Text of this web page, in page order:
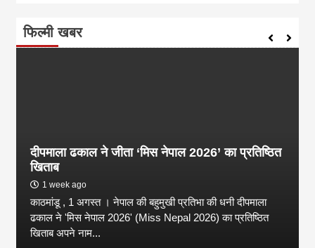
फिल्मी खबर
दीपमाला ढकाल ने जीता ‘मिस नेपाल 2026’ का प्रतिष्ठित
खिताब
1 week ago
काठमांडू , 1 अगस्त । नेपाल की बहुमुखी प्रतिभा की धनी दीपमाला
ढकाल ने 'मिस नेपाल 2026' (Miss Nepal 2026) का प्रतिष्ठित
खिताब अपने नाम...